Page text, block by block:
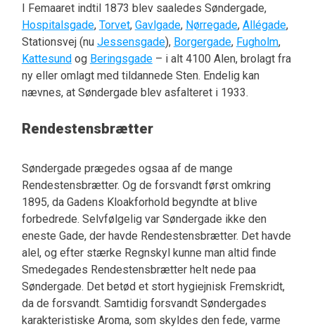
I Femaaret indtil 1873 blev saaledes Søndergade,
Hospitalsgade, Torvet, Gavlgade, Nørregade, Allégade,
Stationsvej (nu Jessensgade), Borgergade, Fugholm,
Kattesundog Beringsgade– i alt 4100 Alen, brolagt fra
ny eller omlagt med tildannede Sten. Endelig kan
nævnes, at Søndergade blev asfalteret i 1933.
Rendestensbrætter
Søndergade prægedes ogsaa af de mange
Rendestensbrætter. Og de forsvandt først omkring
1895, da Gadens Kloakforhold begyndte at blive
forbedrede. Selvfølgelig var Søndergade ikke den
eneste Gade, der havde Rendestensbrætter. Det havde
alel, og efter stærke Regnskyl kunne man altid finde
Smedegades Rendestensbrætter helt nede paa
Søndergade. Det betød et stort hygiejnisk Fremskridt,
da de forsvandt. Samtidig forsvandt Søndergades
karakteristiske Aroma, som skyldes den fede, varme